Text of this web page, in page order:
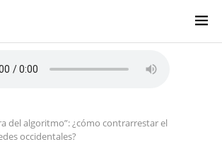
del algoritmo”: ¿cómo contrarrestar el
occidentales?